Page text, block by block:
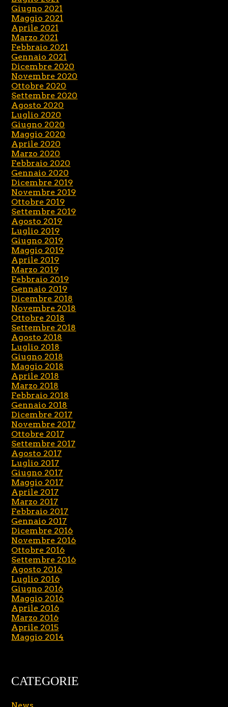
Giugno 2021
Maggio 2021
Aprile 2021
Marzo 2021
Febbraio 2021
Gennaio 2021
Dicembre 2020
Novembre 2020
Ottobre 2020
Settembre 2020
Agosto 2020
Luglio 2020
Giugno 2020
Maggio 2020
Aprile 2020
Marzo 2020
Febbraio 2020
Gennaio 2020
Dicembre 2019
Novembre 2019
Ottobre 2019
Settembre 2019
Agosto 2019
Luglio 2019
Giugno 2019
Maggio 2019
Aprile 2019
Marzo 2019
Febbraio 2019
Gennaio 2019
Dicembre 2018
Novembre 2018
Ottobre 2018
Settembre 2018
Agosto 2018
Luglio 2018
Giugno 2018
Maggio 2018
Aprile 2018
Marzo 2018
Febbraio 2018
Gennaio 2018
Dicembre 2017
Novembre 2017
Ottobre 2017
Settembre 2017
Agosto 2017
Luglio 2017
Giugno 2017
Maggio 2017
Aprile 2017
Marzo 2017
Febbraio 2017
Gennaio 2017
Dicembre 2016
Novembre 2016
Ottobre 2016
Settembre 2016
Agosto 2016
Luglio 2016
Giugno 2016
Maggio 2016
Aprile 2016
Marzo 2016
Aprile 2015
Maggio 2014
CATEGORIE